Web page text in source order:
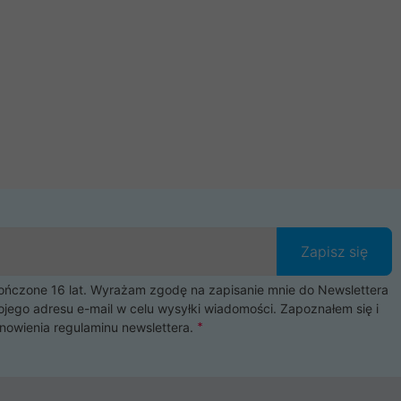
Zapisz się
16 lat. Wyrażam zgodę na zapisanie mnie do Newslettera
adresu e-mail w celu wysyłki wiadomości. Zapoznałem się i
regulaminu newslettera.